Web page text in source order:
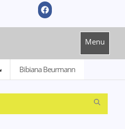
Menu
Bibiana Beurmann